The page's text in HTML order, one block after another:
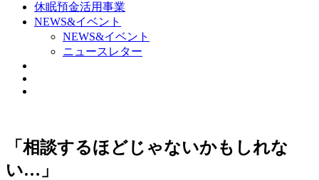
休眠預金活用事業
NEWS&イベント
NEWS&イベント
ニュースレター
「相談するほどじゃないかもしれな
い…」